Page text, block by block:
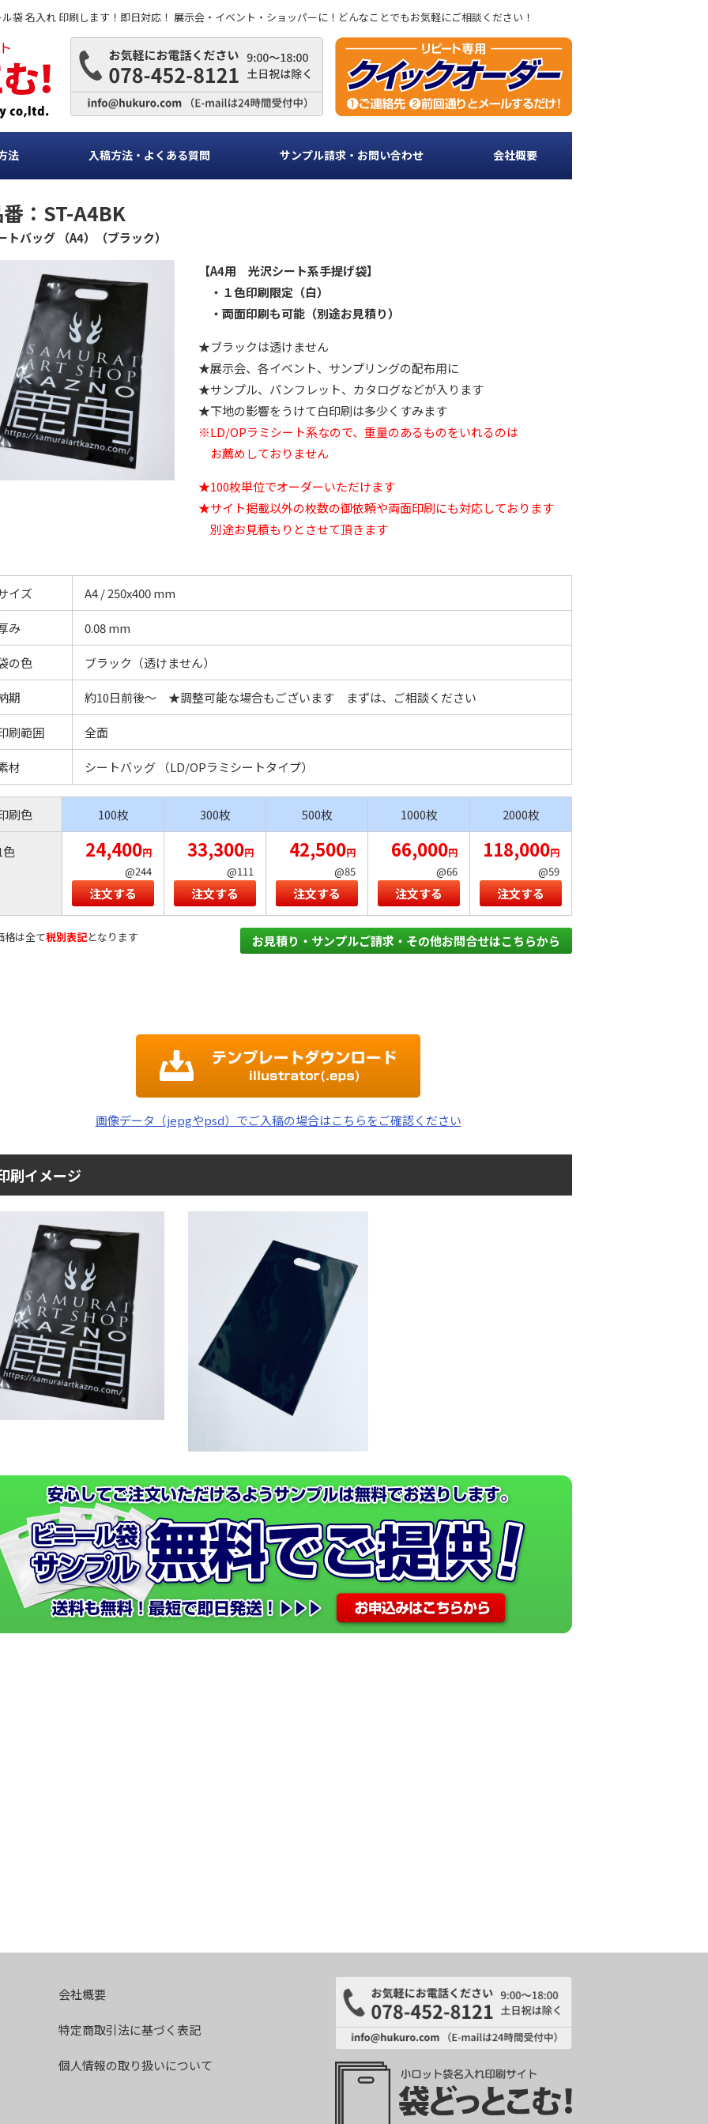
袋 名入れ 印刷します！即日対応！ 展示会・イベント・ショッパーに！どんなことでもお気軽にご相談ください！
法 入稿方法・よくある質問 サンプル請求・お問い合わせ 会社概要
：ST-A4BK
トバッグ （A4）（ブラック）
【A4用 光沢シート系手提げ袋】
・１色印刷限定（白）
・両面印刷も可能（別途お見積り）
★ブラックは透けません
★展示会、各イベント、サンプリングの配布用に
★サンプル、パンフレット、カタログなどが入ります
★下地の影響をうけて白印刷は多少くすみます
※LD/OPラミシート系なので、重量のあるものをいれるのは
お薦めしておりません
★100枚単位でオーダーいただけます
★サイト掲載以外の枚数の御依頼や両面印刷にも対応しております
別途お見積もりとさせて頂きます
イズ A4 / 250x400 mm
み 0.08 mm
の色 ブラック（透けません）
期 約10日前後～ ★調整可能な場合もございます まずは、ご相談ください
刷範囲 全面
材 シートバッグ （LD/OPラミシートタイプ）
刷色 100枚 300枚 500枚 1000枚 2000枚
色 24,400円
@244
注文する
33,300円
@111
注文する
42,500円
@85
注文する
66,000円
@66
注文する
118,000円
@59
注文する
は全て税別表記となります お見積り・サンプルご請求・その他お問合せはこちらから
画像データ（jepgやpsd）でご入稿の場合はこちらをご確認ください
刷イメージ
会社概要
特定商取引法に基づく表記
個人情報の取り扱いについて